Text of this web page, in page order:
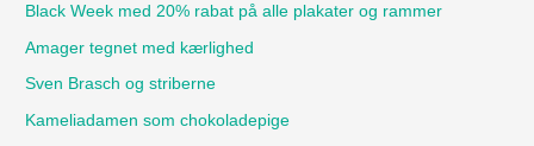
r
:
Black Week med 20% rabat på alle plakater og rammer
Amager tegnet med kærlighed
Sven Brasch og striberne
Kameliadamen som chokoladepige